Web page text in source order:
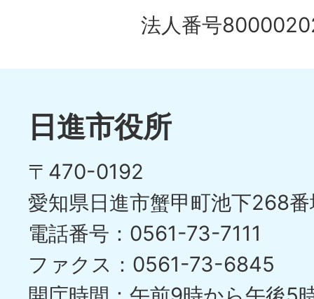
法人番号
日進市役所
〒470-0192
愛知県日進市蟹甲町池下268
電話番号：0561-73-7111
ファクス：0561-73-6845